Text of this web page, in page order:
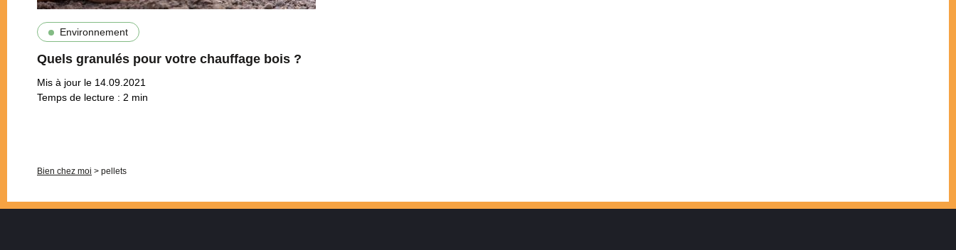
Environnement
Quels granulés pour votre chauffage bois ?
Mis à jour le 14.09.2021
Temps de lecture : 2 min
Bien chez moi > pellets